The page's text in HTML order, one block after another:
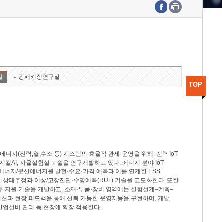
기획본부
광패키징연구실
지(전력,열,수소 등) 시스템의 효율적 관제·운영을 위해, 전력 IoT
컬AI, 자율실험실 기술을 연구개발하고 있다. 에너지 분야 IoT
지/분산에너지원 발전·수요·가격 예측과 이를 연계한 ESS
태추정과 이상/고장진단·수명예측(RUL) 기술을 고도화한다. 또한
지원 기술을 개발하고, 소재·부품·장비 영역에는 실험설계–계측–
과 현장 피드백을 통해 신뢰 가능한 운영지능을 구현하며, 개발
업설비 관리 등 현장에 확장 적용한다.
TOP